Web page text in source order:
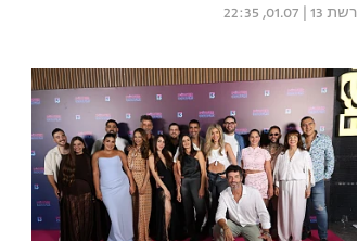
רשת 13 01.07, 22:35